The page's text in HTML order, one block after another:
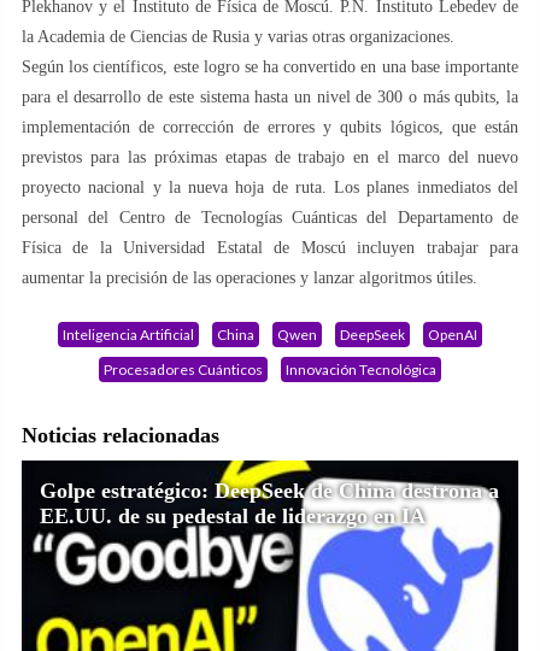
Plekhanov y el Instituto de Física de Moscú. P.N. Instituto Lebedev de
la Academia de Ciencias de Rusia y varias otras organizaciones.
Según los científicos, este logro se ha convertido en una base importante
para el desarrollo de este sistema hasta un nivel de 300 o más qubits, la
implementación de corrección de errores y qubits lógicos, que están
previstos para las próximas etapas de trabajo en el marco del nuevo
proyecto nacional y la nueva hoja de ruta. Los planes inmediatos del
personal del Centro de Tecnologías Cuánticas del Departamento de
Física de la Universidad Estatal de Moscú incluyen trabajar para
aumentar la precisión de las operaciones y lanzar algoritmos útiles.
Inteligencia Artificial China Qwen DeepSeek
OpenAI
Procesadores Cuánticos
Innovación Tecnológica
Noticias relacionadas
Golpe estratégico: DeepSeek de China destrona a
EE.UU. de su pedestal de liderazgo en IA